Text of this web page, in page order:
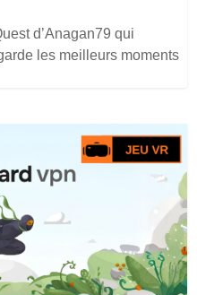
d’Anagan79 qui
les meilleurs moments